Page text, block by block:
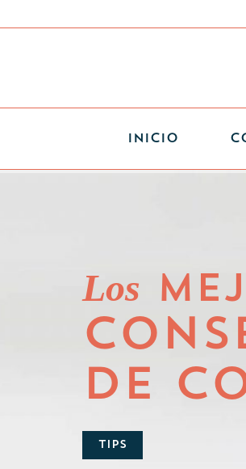
INICIO
Los
DE
TIPS